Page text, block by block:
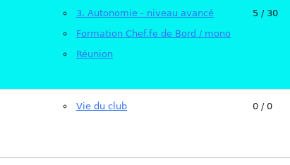
3. Autonomie - niveau avancé
Formation Chef.fe de Bord / mono
Réunion
5 / 30
Vie du club 0 / 0